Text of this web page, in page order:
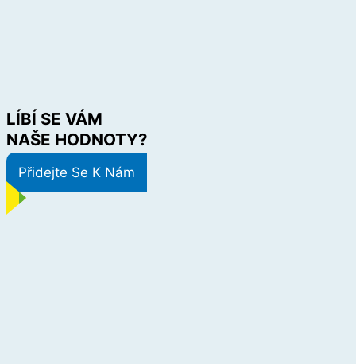
LÍBÍ SE VÁM
NAŠE HODNOTY?
Přidejte Se K Nám